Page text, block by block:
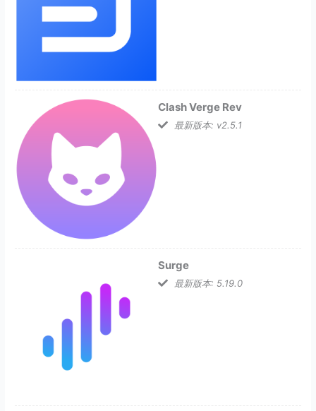
Clash Verge Rev
最新版本: v2.5.1
Surge
最新版本: 5.19.0